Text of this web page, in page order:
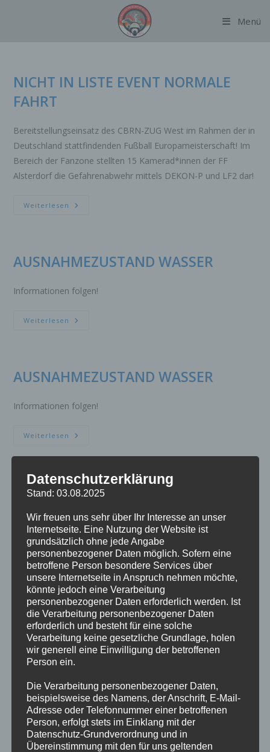
Menü
NICHT IN LISTE EVENT NORMALE
FAHRT
Bereitstellungseinsatz des CBRN-ZUG West im Rahmen der in
Deutschland stattfindenden Fußball Europameisterschaft! Im
Bereich der Fanzone stellten 15 Kamerad*innen der FF
Alsterdorf die Gefahrenabwehr mittels DEKON-P und LF2 dar!
Weiterlesen NICHT
AUSNAHMEZUSTAND WASSER
Informationen folgen!
Weiterlesen AUSNAHMEZUSTAND
AUSNAHMEZUSTAND WASSER
Informationen folgen!
Weiterlesen AUSNAHMEZUSTAND
AUSNAHMEZUSTAND WASSER
Informationen folgen!
WeiterlesenAUSNAHMEZUSTAND
WASSER
AUSNAHMEZUSTAND DROHT ZU
FALLEN
Informationen folgen!
WeiterlesenAUSNAHMEZUSTAND
DROHT
ZU
FALLEN
AUSNAHMEZUSTAND WASSER
Datenschutzerklärung
Stand: 03.08.2025
Wir freuen uns sehr über Ihr Interesse an unser
Internetseite. Eine Nutzung der Website ist
grundsätzlich ohne jede Angabe
personenbezogener Daten möglich. Sofern eine
betroffene Person besondere Services über
unsere Internetseite in Anspruch nehmen möchte,
könnte jedoch eine Verarbeitung
personenbezogener Daten erforderlich werden. Ist
die Verarbeitung personenbezogener Daten
erforderlich und besteht für eine solche
Verarbeitung keine gesetzliche Grundlage, holen
wir generell eine Einwilligung der betroffenen
Person ein.
Die Verarbeitung personenbezogener Daten,
beispielsweise des Namens, der Anschrift, E-Mail-
Adresse oder Telefonnummer einer betroffenen
Person, erfolgt stets im Einklang mit der
Datenschutz-Grundverordnung und in
Übereinstimmung mit den für uns geltenden